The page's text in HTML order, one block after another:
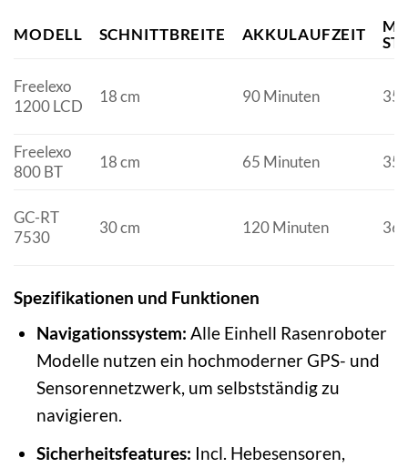
MODELL SCHNITTBREITE AKKULAUFZEIT
Freelexo
1200 LCD
18 cm 90 Minuten
Freelexo
800 BT
18 cm 65 Minuten
GC-RT
7530
30 cm 120 Minuten
Spezifikationen und Funktionen
Navigationssystem: Alle Einhell Rasenroboter
Modelle nutzen ein hochmoderner GPS- und
Sensorennetzwerk, um selbstständig zu
navigieren.
Sicherheitsfeatures: Incl. Hebesensoren,